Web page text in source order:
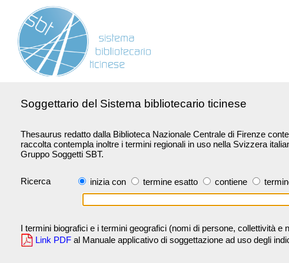
Soggettario del Sistema bibliotecario ticinese
Thesaurus redatto dalla Biblioteca Nazionale Centrale di Firenze
raccolta contempla inoltre i termini regionali in uso nella Svizzera
Gruppo Soggetti SBT.
Ricerca inizia con termine esatto contiene
I termini biografici e i termini geografici (nomi di persone, collettività e
Link PDF al Manuale applicativo di soggettazione ad uso degli